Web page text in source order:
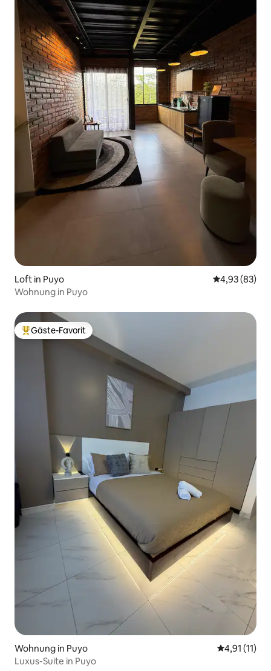
Loft in Puyo
4,93 (83)
Wohnung in Puyo
Beliebter Gäste-Favorit.
Gäste-Favorit
Wohnung in Puyo
4,91 (11)
Luxus-Suite in Puyo